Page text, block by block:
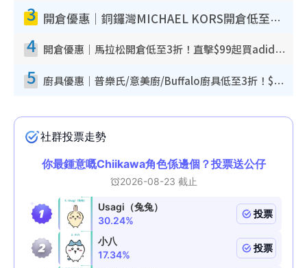
3 開倉優惠｜銅鑼灣MICHAEL KORS開倉低至17折！直擊$500起買手袋/銀包/鞋款 必買經典Jet Set系列
4 開倉優惠｜馬拉松開倉低至3折！直擊$99起買adidas／New Balance／Puma鞋款 STANLEY保溫杯劈價至$119起
5 廚具優惠｜普樂氏/意美廚/Buffalo廚具低至3折！$89起買煎鍋／炒鑊／個人鍋 同場小家電激減至$99起